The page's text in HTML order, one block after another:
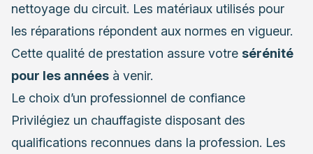
nettoyage du circuit. Les matériaux utilisés pour
les réparations répondent aux normes en vigueur.
Cette qualité de prestation assure votre sérénité
pour les années à venir.
Le choix d’un professionnel de confiance
Privilégiez un chauffagiste disposant des
qualifications reconnues dans la profession. Les